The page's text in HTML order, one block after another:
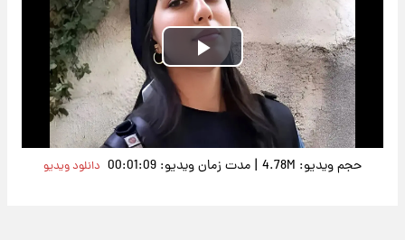
Play
Video
حجم ویدیو: 4.78M | مدت زمان ویدیو: 00:01:09 دانلود ویدیو